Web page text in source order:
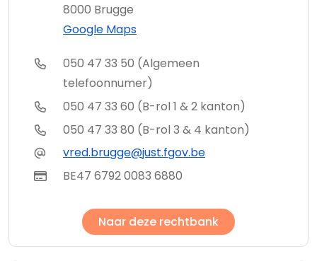
8000 Brugge
Google Maps
050 47 33 50 (Algemeen
telefoonnumer)
050 47 33 60 (B-rol 1 & 2 kanton)
050 47 33 80 (B-rol 3 & 4 kanton)
vred.brugge@just.fgov.be
BE47 6792 0083 6880
Naar deze rechtbank